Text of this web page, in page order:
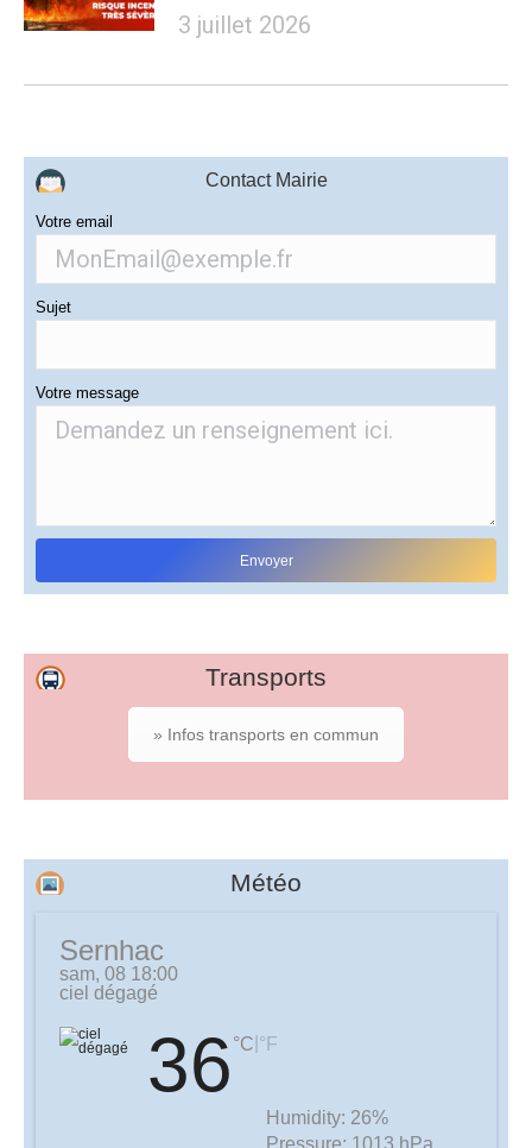
3 juillet 2026
Contact Mairie
Votre email
Sujet
Votre message
Transports
» Infos transports en commun
Météo
Sernhac
sam, 08 18:00
ciel dégagé
36 °C °F
Humidity: 26%
Pressure: 1013 hPa